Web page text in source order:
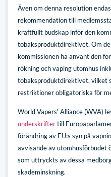
Även om denna resolution
rekommendation till
kraftfullt budskap inför den
tobaksproduktdirektivet. Om
kommissionen ha använt den
rökning och vaping utomhus
tobaksproduktdirektivet, vilket
restriktioner obligatoriska för
World Vapers' Alliance (WVA)
underskriftertill
förändring av EU:s syn på
avvisande av utomhusförbudet
som uttryckts av dessa
skademinskning.